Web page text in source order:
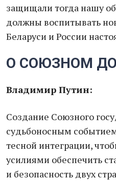
защищали тогда нашу
должны воспитывать
Беларуси и России
О СОЮЗНОМ
Владимир Путин:
Создание Союзного
судьбоносным
тесной интеграции,
усилиями обеспечить
и безопасность двух